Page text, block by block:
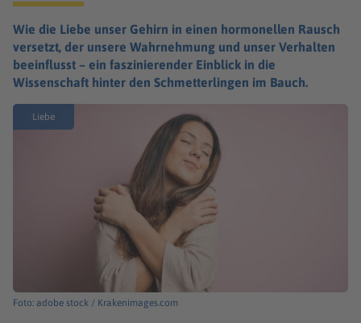
Wie die Liebe unser Gehirn in einen hormonellen Rausch
versetzt, der unsere Wahrnehmung und unser Verhalten
beeinflusst – ein faszinierender Einblick in die
Wissenschaft hinter den Schmetterlingen im Bauch.
Liebe
Foto: adobe stock / Krakenimages.com